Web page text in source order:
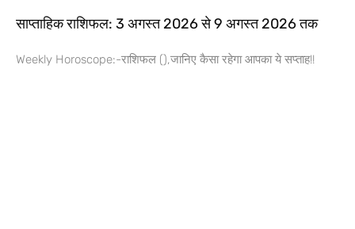
साप्ताहिक राशिफल: 3 अगस्त 2026 से 9 अगस्त 2026 तक
Weekly Horoscope:-राशिफल (),जानिए कैसा रहेगा आपका ये सप्ताह!!